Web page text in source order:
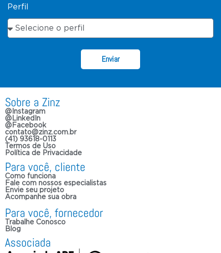
Perfil
Enviar
Sobre a Zinz
@Instagram
@LinkedIn
@Facebook
contato@zinz.com.br
(41) 93618-0113
Termos de Uso
Política de Privacidade
Para você, cliente
Como funciona
Fale com nossos especialistas
Envie seu projeto
Acompanhe sua obra
Para você, fornecedor
Trabalhe Conosco
Blog
Associada